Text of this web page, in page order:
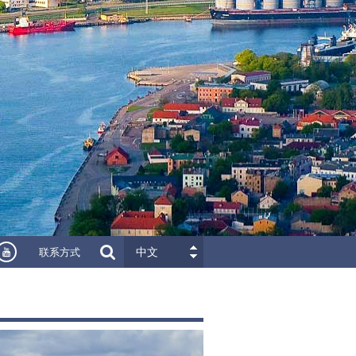
联系方式 中文